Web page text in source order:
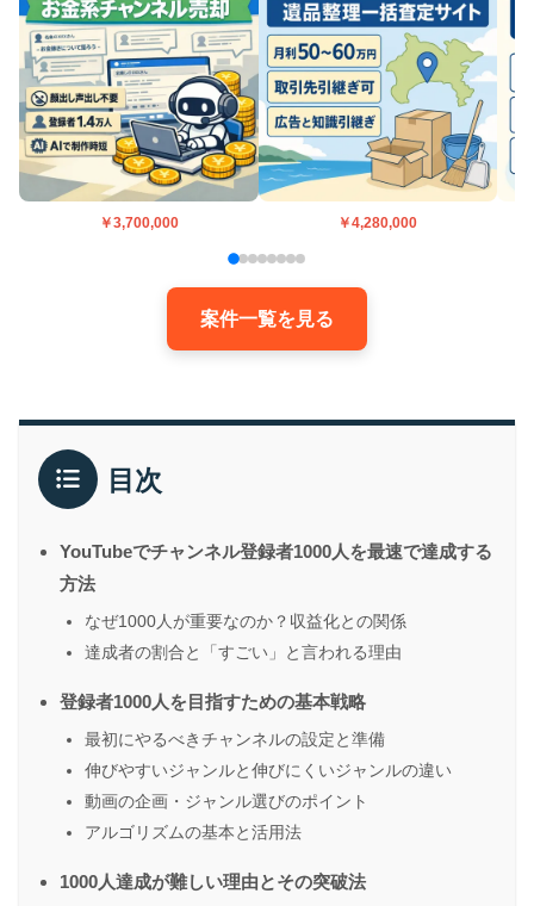
￥3,700,000 ￥4,280,000
案件一覧を見る
目次
YouTubeでチャンネル登録者1000人を最速で達成する
方法
なぜ1000人が重要なのか？収益化との関係
達成者の割合と「すごい」と言われる理由
登録者1000人を目指すための基本戦略
最初にやるべきチャンネルの設定と準備
伸びやすいジャンルと伸びにくいジャンルの違い
動画の企画・ジャンル選びのポイント
アルゴリズムの基本と活用法
1000人達成が難しい理由とその突破法